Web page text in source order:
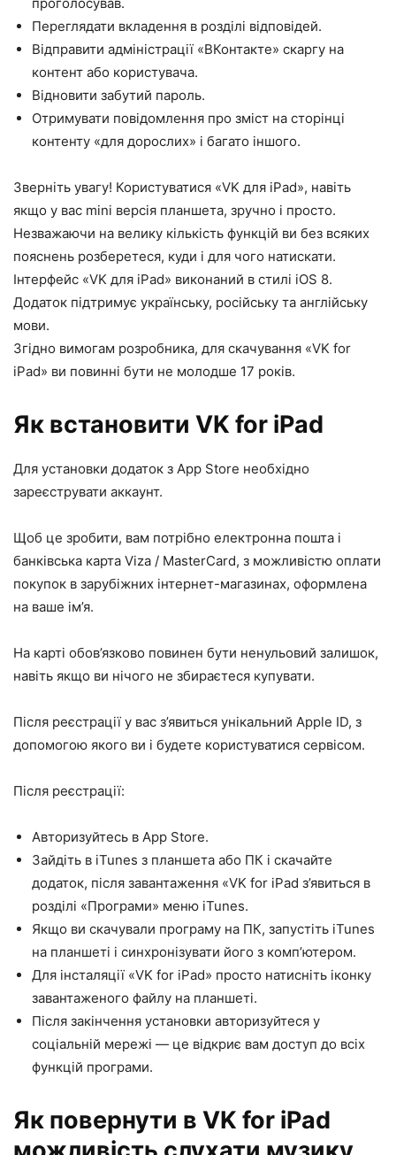
Переглядати вкладення в розділі відповідей.
Відправити адміністрації «ВКонтакте» скаргу на
контент або користувача.
Відновити забутий пароль.
Отримувати повідомлення про зміст на сторінці
контенту «для дорослих» і багато іншого.
Зверніть увагу! Користуватися «VK для iPad», навіть
якщо у вас mini версія планшета, зручно і просто.
Незважаючи на велику кількість функцій ви без всяких
пояснень розберетеся, куди і для чого натискати.
Інтерфейс «VK для iPad» виконаний в стилі iOS 8.
Додаток підтримує українську, російську та англійську
мови.
Згідно вимогам розробника, для скачування «VK for
iPad» ви повинні бути не молодше 17 років.
Як встановити VK for iPad
Для установки додаток з App Store необхідно
зареєструвати аккаунт.
Щоб це зробити, вам потрібно електронна пошта і
банківська карта Viza / MasterCard, з можливістю оплати
покупок в зарубіжних інтернет-магазинах, оформлена
на ваше ім’я.
На карті обов’язково повинен бути ненульовий залишок,
навіть якщо ви нічого не збираєтеся купувати.
Після реєстрації у вас з’явиться унікальний Apple ID, з
допомогою якого ви і будете користуватися сервісом.
Після реєстрації:
Авторизуйтесь в App Store.
Зайдіть в iTunes з планшета або ПК і скачайте
додаток, після завантаження «VK for iPad з’явиться в
розділі «Програми» меню iTunes.
Якщо ви скачували програму на ПК, запустіть iTunes
на планшеті і синхронізувати його з комп’ютером.
Для інсталяції «VK for iPad» просто натисніть іконку
завантаженого файлу на планшеті.
Після закінчення установки авторизуйтеся у
соціальній мережі — це відкриє вам доступ до всіх
функцій програми.
Як повернути в VK for iPad